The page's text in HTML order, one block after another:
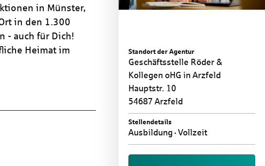
Standort der Agentur
Geschäftsstelle Röder &
Kollegen oHG in Arzfeld
Hauptstr. 10
54687 Arzfeld
Stellendetails
Ausbildung Vollzeit
in Münster,
in den 1.300
- auch für Dich!
Heimat im